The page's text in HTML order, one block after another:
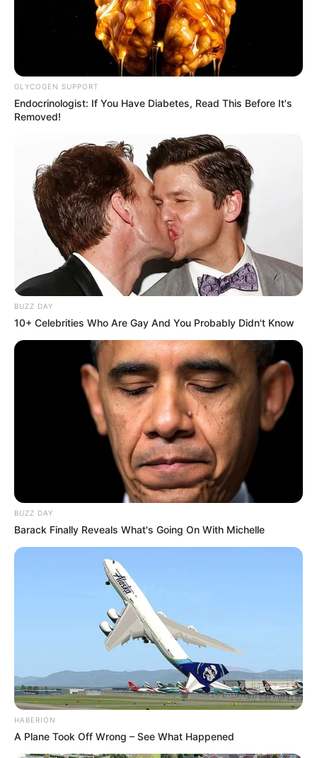
Pinterest
GLYCOGEN SUPPORT
Endocrinologist: If You Have Diabetes, Read This Before It's
Removed!
BUZZ DAY
10+ Celebrities Who Are Gay And You Probably Didn't Know
BUZZ DAY
Barack Finally Reveals What's Going On With Michelle
HABERION
A Plane Took Off Wrong – See What Happened